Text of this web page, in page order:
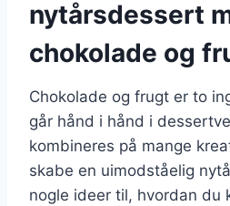
nytårsdessert
chokolade og
Chokolade og frugt er to
går hånd i hånd i
kombineres på mange
skabe en uimodståelig
nogle ideer til, hvordan du